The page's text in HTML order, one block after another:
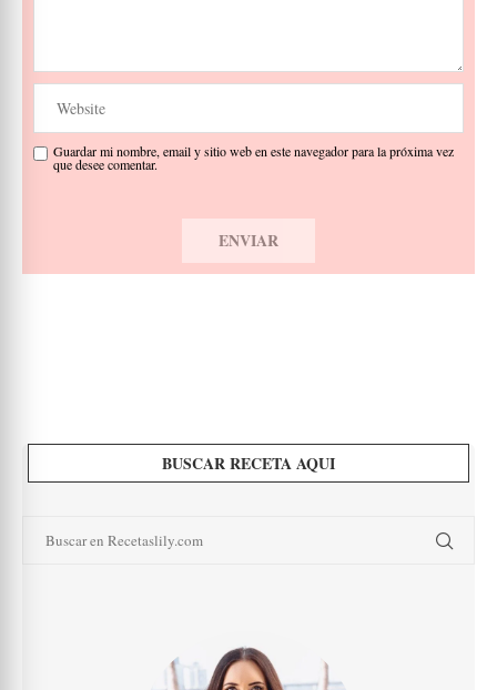
Guardar mi nombre, email y sitio web en este navegador para la próxima vez
que desee comentar.
BUSCAR RECETA AQUI